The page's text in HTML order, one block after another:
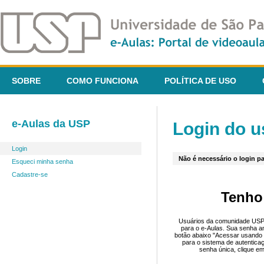
SOBRE COMO FUNCIONA POLÍTICA DE USO
e-Aulas da USP
Login
Esqueci minha senha
Cadastre-se
Login do
Não é necessário o login
Usuários da comunidade
para o e-Aulas. Sua senha
botão abaixo "Acessar
para o sistema de
senha única, clique